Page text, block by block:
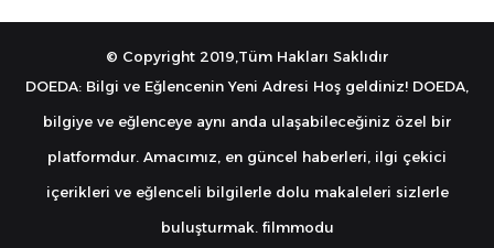
© Copyright 2019,Tüm Hakları Saklıdır
DOEDA: Bilgi ve Eğlencenin Yeni Adresi Hoş geldiniz! DOEDA,
bilgiye ve eğlenceye aynı anda ulaşabileceğiniz özel bir
platformdur. Amacımız, en güncel haberleri, ilgi çekici
içerikleri ve eğlenceli bilgilerle dolu makaleleri sizlerle
buluşturmak. filmmodu